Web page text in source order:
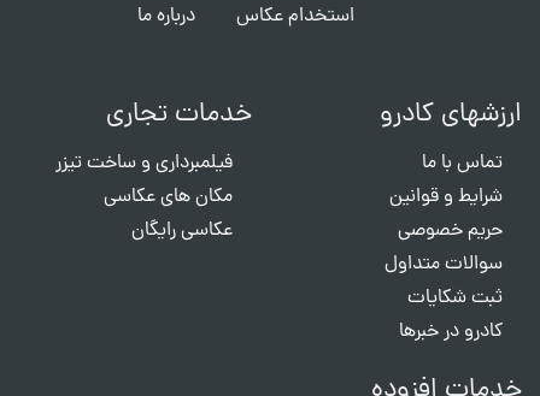
استخدام عکاس
درباره ما
ارزشهای کادرو
تماس با ما
شرایط و قوانین
حریم خصوصی
سوالات متداول
ثبت شکایات
کادرو در خبرها
خدمات تجاری
فیلمبرداری و ساخت تیزر
مکان های عکاسی
عکاسی رایگان